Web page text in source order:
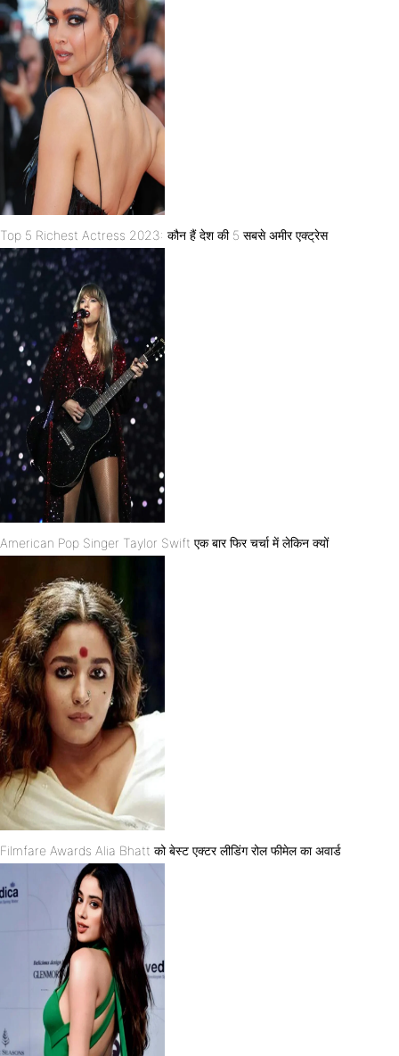
Top 5 Richest Actress 2023: कौन हैं देश की 5 सबसे अमीर एक्ट्रेस
American Pop Singer Taylor Swift एक बार फिर चर्चा में लेकिन क्यों
Filmfare Awards Alia Bhatt को बेस्ट एक्टर लीडिंग रोल फीमेल का अवार्ड